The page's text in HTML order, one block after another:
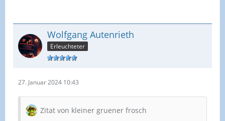
Wolfgang Autenrieth
Erleuchteter
27. Januar 2024 10:43
Zitat von kleiner gruener frosch